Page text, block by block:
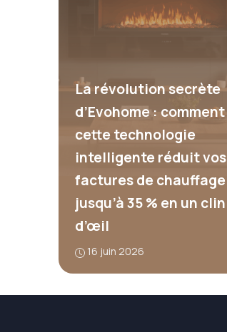
La révolution secrète
d’Evohome : comment
cette technologie
intelligente réduit vos
factures de chauffage
jusqu’à 35 % en un clin
d’œil
16 juin 2026